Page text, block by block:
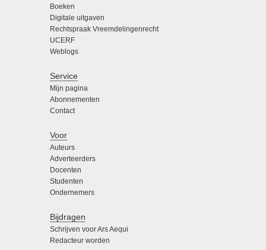
Boeken
Digitale uitgaven
Rechtspraak Vreemdelingenrecht
UCERF
Weblogs
Service
Mijn pagina
Abonnementen
Contact
Voor
Auteurs
Adverteerders
Docenten
Studenten
Ondernemers
Bijdragen
Schrijven voor Ars Aequi
Redacteur worden